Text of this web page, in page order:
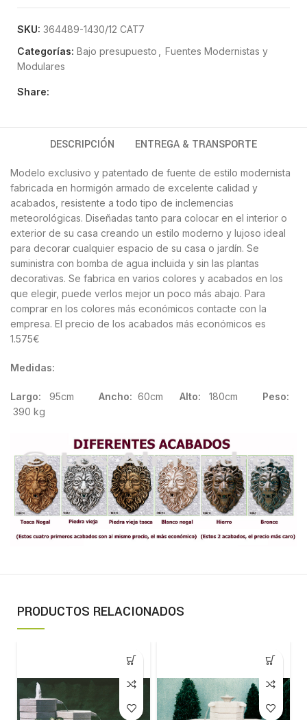
SKU: 364489-1430/12 CAT7
Categorías: Bajo presupuesto
Fuentes Modernistas y
Modulares
Share:
DESCRIPCIÓN ENTREGA & TRANSPORTE
Modelo exclusivo y patentado de fuente de estilo modernista
fabricada en hormigón armado de excelente calidad y
acabados, resistente a todo tipo de inclemencias
meteorológicas. Diseñadas tanto para colocar en el interior o
exterior de su casa creando un estilo moderno y lujoso ideal
para decorar cualquier espacio de su casa o jardín. Se
suministra con bomba de agua incluida y sin las plantas
decorativas. Se fabrica en varios colores y acabados en los
que elegir, puede verlos mejor un poco más abajo. Para
comprar en los colores más económicos contacte con la
empresa. El precio de los acabados más económicos es
1.575€
Medidas:
Largo: 95cmAncho: 60cm Alto: 180cm
Peso:
390 kg
PRODUCTOS RELACIONADOS